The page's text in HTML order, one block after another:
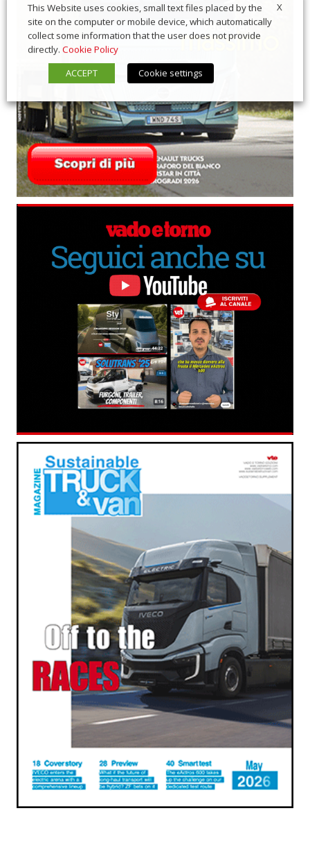
X
This Website uses cookies, small text files placed by the
site on the computer or mobile device, which automatically
collect some information that the user does not provide
directly. Cookie Policy
ACCEPT
Cookie settings